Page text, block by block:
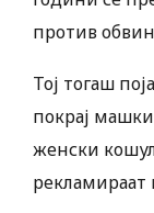
против
Тој тогаш
покрај
женски
рекламираат